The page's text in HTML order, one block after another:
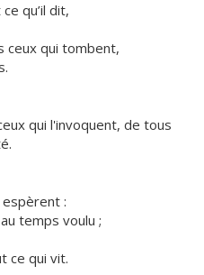
qu’il dit,
ceux qui tombent,
qui l'invoquent, de tous
espèrent :
temps voulu ;
ce qui vit.